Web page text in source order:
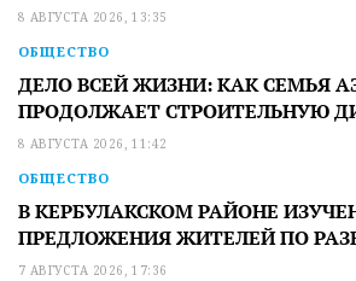
8 АВГУСТА 2026, 13:35
ОБЩЕСТВО
ДЕЛО ВСЕЙ ЖИЗНИ: КАК СЕМЬЯ
ПРОДОЛЖАЕТ СТРОИТЕЛЬНУЮ
8 АВГУСТА 2026, 11:42
ОБЩЕСТВО
В КЕРБУЛАКСКОМ РАЙОНЕ
ПРЕДЛОЖЕНИЯ ЖИТЕЛЕЙ ПО
7 АВГУСТА 2026, 17:36